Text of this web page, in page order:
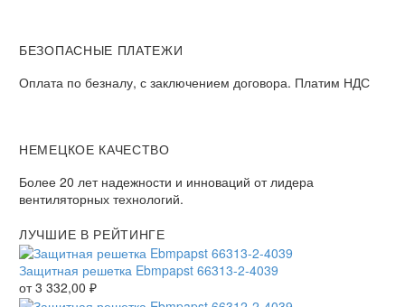
БЕЗОПАСНЫЕ ПЛАТЕЖИ
Оплата по безналу, с заключением договора. Платим НДС
НЕМЕЦКОЕ КАЧЕСТВО
Более 20 лет надежности и инноваций от лидера
вентиляторных технологий.
ЛУЧШИЕ В РЕЙТИНГЕ
Защитная решетка Ebmpapst 66313-2-4039
от3 332,00 ₽